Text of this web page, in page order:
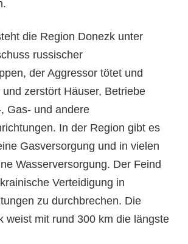
die Region Donezk unter
russischer
der Aggressor tötet und
zerstört Häuser, Betriebe
Gas- und andere
In der Region gibt es
Gasversorgung und in vielen
Wasserversorgung. Der Feind
Verteidigung in
zu durchbrechen. Die
weist mit rund 300 km die längste